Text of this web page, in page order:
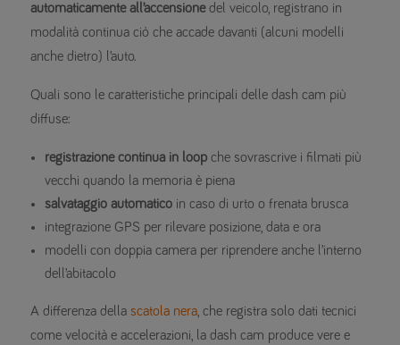
automaticamente all’accensionedel veicolo, registrano in
modalità continua ciò che accade davanti (alcuni modelli
anche dietro) l’auto.
Quali sono le caratteristiche principali delle dash cam più
diffuse:
registrazione continua in loop che sovrascrive i filmati più
vecchi quando la memoria è piena
salvataggio automatico in caso di urto o frenata brusca
integrazione GPS per rilevare posizione, data e ora
modelli con doppia camera per riprendere anche l’interno
dell’abitacolo
A differenza della scatola nera , che registra solo dati tecnici
come velocità e accelerazioni, la dash cam produce vere e